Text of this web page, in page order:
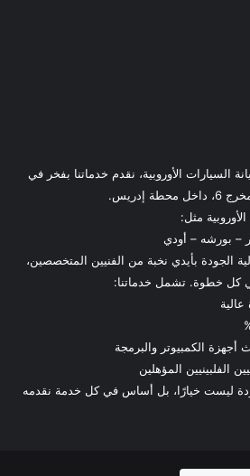
السيارات الأوروبية، نقدم خدماتنا بفخر في
إدريس.
مثل:
الجودة بأيدي نخبة من الفنيين المتخصصين،
كل خطوة. تشمل خدماتنا:
الكمبيوتر والبرمجة
المؤهلين
ليست خيارًا، بل أساس في كل خدمة نقدمه